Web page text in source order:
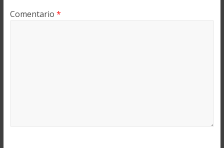
Comentario *